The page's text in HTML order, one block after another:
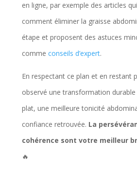
en ligne, par exemple des articles
comment éliminer la graisse
étape et proposent des astuces
comme conseils d’expert.
En respectant ce plan et en restant
observé une transformation durable
plat, une meilleure tonicité
confiance retrouvée. La
cohérence sont votre meilleur
🔥